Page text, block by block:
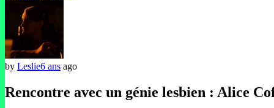
by Leslie6 ans ago
Rencontre avec un génie lesbien : Alice